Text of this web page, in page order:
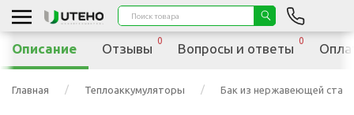
Главная Теплоаккумуляторы Бак из нержавеющей стали
Описание Отзывы
0
Вопросы и ответы
0